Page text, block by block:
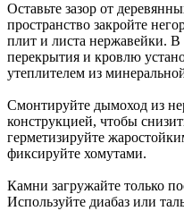
Оставьте зазор от
пространство закройте
плит и листа нержавейки. В
перекрытия и кровлю
утеплителем из
Смонтируйте дымоход из
конструкцией, чтобы
герметизируйте
фиксируйте хомутами.
Камни загружайте только
Используйте диабаз или